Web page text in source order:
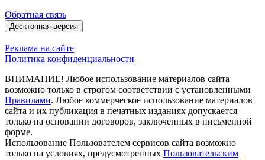
Обратная связь
Десктопная версия
Реклама на сайте
Политика конфиденциальности
ВНИМАНИЕ! Любое использование материалов сайта
возможно только в строгом соответствии с установленными
Правилами. Любое коммерческое использование материалов
сайта и их публикация в печатных изданиях допускается
только на основании договоров, заключенных в письменной
форме.
Использование Пользователем сервисов сайта возможно
только на условиях, предусмотренных Пользовательским